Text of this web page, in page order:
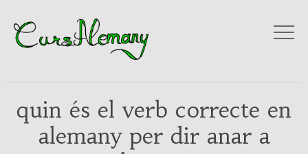
quin és el verb correcte en
alemany per dir anar a